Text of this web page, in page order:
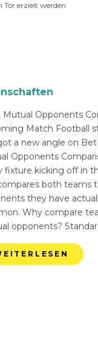
Tor erzielt werden
Mutual Opponents
Match Football
a new angle on
Opponents
fixture kicking off in
both teams
they have
Why compare
opponents?